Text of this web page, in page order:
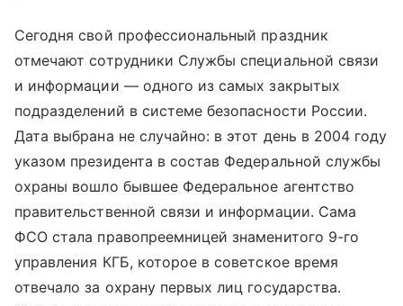
Сегодня свой профессиональный праздник
отмечают сотрудники Службы специальной связи
и информации — одного из самых закрытых
подразделений в системе безопасности России.
Дата выбрана не случайно: в этот день в 2004 году
указом президента в состав Федеральной службы
охраны вошло бывшее Федеральное агентство
правительственной связи и информации. Сама
ФСО стала правопреемницей знаменитого 9-го
управления КГБ, которое в советское время
отвечало за охрану первых лиц государства.